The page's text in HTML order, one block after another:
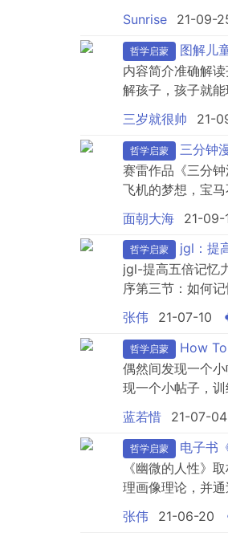
中国关心下一代
少年儿童及父母
又一代少年儿童，
Sunrise 21-09-
哲学启蒙
图解儿
内容简介准确解
解孩子，孩子就
他。翻开《图解
孩子就越能理解
著名的家庭心理治
三岁就很帅 21-
哲学启蒙
三分钟
赛雷作品《三分
飞机的梦想，宝
国市场的国际大
下曾有一名王牌
面朝大海 21-09-
哲学启蒙
jgl：提
jgl-提高五倍记忆
序第三节：如何
记忆地图信息第
以下载学习。（
~~本帖内容均为
张伟 21-07-10
哲学启蒙
How
偶然间发现一个
现一个小帖子，
帖子，训练孩子
练孩子注意力的
意力的方法，感
蓝若惜 21-07-04
哲学启蒙
电子书
《幽微的人性》
理画像理论，并
心理学在预防和
环境，对他们加
张伟 21-06-20